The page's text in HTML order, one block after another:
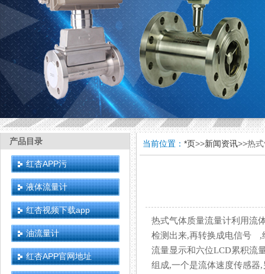
产品目录
红杏APP污
液体流量计
红杏视频下载app
油流量计
红杏APP官网地址
当前位置： *页>>新闻资讯>>热
热式气体质量流量计利用流
检测出来,再转换成电信号 ,
流量显示和六位LCD累积流量
组成,一个是流体速度传感器,